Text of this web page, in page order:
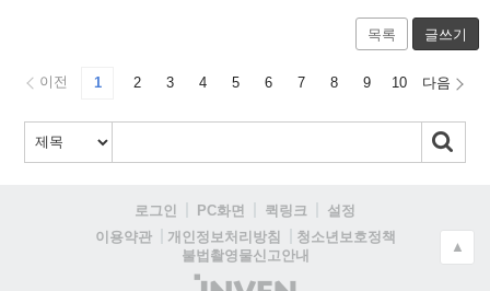
목록 글쓰기
이전 1 2 3 4 5 6 7 8 9 10 다음
로그인 PC화면 퀵링크
설정
이용약관
개인정보처리방침
청소년보호정책
불법촬영물신고안내
(주)
▲